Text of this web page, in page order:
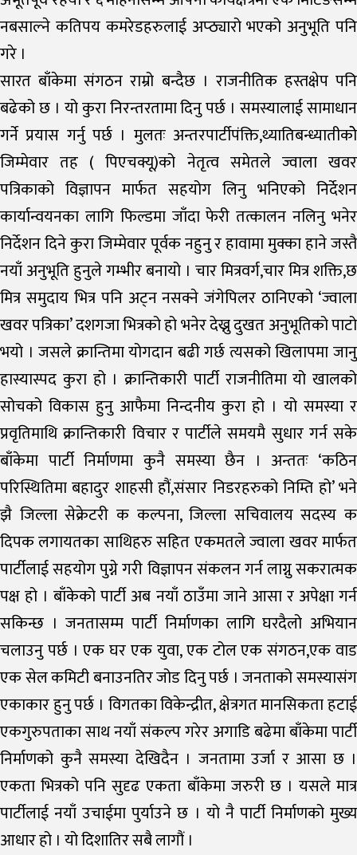
नबसाल्ने कतिपय कमरेडहरुलाई अप्ठ्यारो भएको अनुभूति पनि
गरे ।
सारत बाँकेमा संगठन राम्रो बन्दैछ । राजनीतिक हस्तक्षेप पनि
बढेको छ । यो कुरा निरन्तरतामा दिनु पर्छ । समस्यालाई सामाधान
गर्ने प्रयास गर्नु पर्छ । मुलतः अन्तरपार्टीपंक्ति,थ्यातिबन्ध्यातीकोे
जिम्मेवार तह ( पिएचक्यू)को नेतृत्व समेतले ज्वाला खवर
पत्रिकाको विज्ञापन मार्फत सहयोग लिनु भनिएको निर्देशन
कार्यान्वयनका लागि फिल्डमा जाँदा फेरी तत्कालन नलिनु भनेर
निर्देशन दिने कुरा जिम्मेवार पूर्वक नहुनु र हावामा मुक्का हाने जस्तै
नयाँ अनुभूति हुनुले गम्भीर बनायो । चार मित्रवर्ग,चार मित्र शक्ति,छ
मित्र समुदाय भित्र पनि अट्न नसक्ने जंगेपिलर ठानिएको ‘ज्वाला
खवर पत्रिका’ दशगजा भित्रको हो भनेर देख्नु दुखत अनुभूतिको पाटो
भयो । जसले क्रान्तिमा योगदान बढी गर्छ त्यसको खिलापमा जानु
हास्यास्पद कुरा हो । क्रान्तिकारी पार्टी राजनीतिमा यो खालको
सोचको विकास हुनु आफैमा निन्दनीय कुरा हो । यो समस्या र
प्रवृतिमाथि क्रान्तिकारी विचार र पार्टीले समयमै सुधार गर्न सके
बाँकेमा पार्टी निर्माणमा कुनै समस्या छैन । अन्ततः ‘कठिन
परिस्थितिमा बहादुर शाहसी हौं,संसार निडरहरुको निम्ति हो’ भने
झै जिल्ला सेक्रेटरी क कल्पना, जिल्ला सचिवालय सदस्य क
दिपक लगायतका साथिहरु सहित एकमतले ज्वाला खवर मार्फत
पार्टीलाई सहयोग पुग्ने गरी विज्ञापन संकलन गर्न लाग्नु सकरात्मक
पक्ष हो । बाँकेको पार्टी अब नयाँ ठाउँमा जाने आसा र अपेक्षा गर्न
सकिन्छ । जनतासम्म पार्टी निर्माणका लागि घरदैलो अभियान
चलाउनु पर्छ । एक घर एक युवा, एक टोल एक संगठन,एक वाड
एक सेल कमिटी बनाउनतिर जोड दिनु पर्छ । जनताको समस्यासंग
एकाकार हुनु पर्छ । विगतका विकेन्द्रीत, क्षेत्रगत मानसिकता हटाई
एकगुरुपताका साथ नयाँ संकल्प गरेर अगाडि बढेमा बाँकेमा पार्टी
निर्माणको कुनै समस्या देखिदैन । जनतामा उर्जा र आसा छ ।
एकता भित्रको पनि सुदृढ एकता बाँकेमा जरुरी छ । यसले मात्र
पार्टीलाई नयाँ उचाईमा पुर्याउने छ । यो नै पार्टी निर्माणको मुख्य
आधार हो । यो दिशातिर सबै लागौं ।